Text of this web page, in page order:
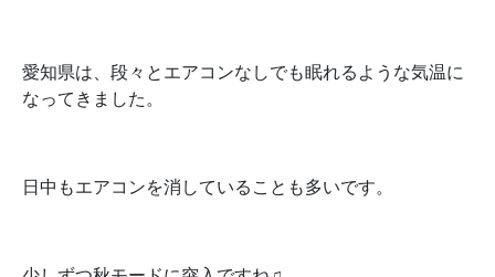
愛知県は、段々とエアコンなしでも眠れるような気温に
なってきました。
日中もエアコンを消していることも多いです。